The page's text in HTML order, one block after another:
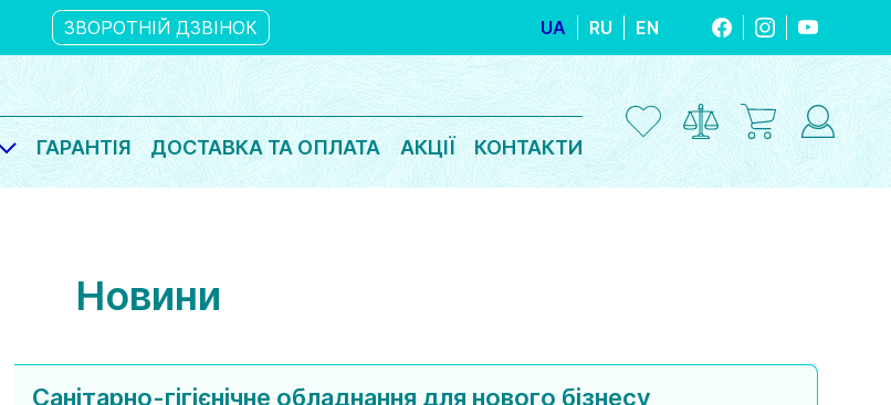
ЗВОРОТНІЙ ДЗВІНОК UA RU EN FACEBOOK
INSTAGRAM
YOUTUBE
ГАРАНТІЯ ДОСТАВКА ТА ОПЛАТА АКЦІЇ КОНТАКТИ
Новини
Санітарно-гігієнічне обладнання для нового бізнесу